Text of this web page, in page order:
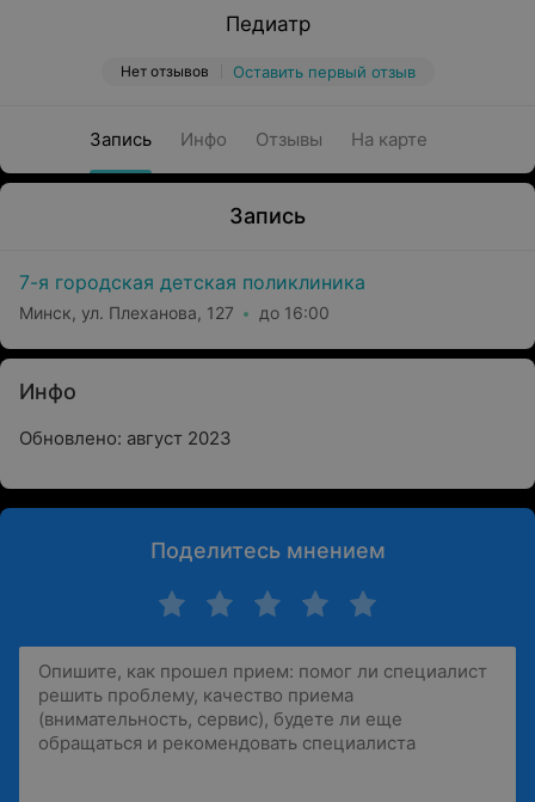
Педиатр
Нет отзывов Оставить первый отзыв
Запись Инфо Отзывы На карте
Запись
7-я городская детская поликлиника
Минск, ул. Плеханова, 127 до 16:00
Инфо
Обновлено: август 2023
Поделитесь мнением